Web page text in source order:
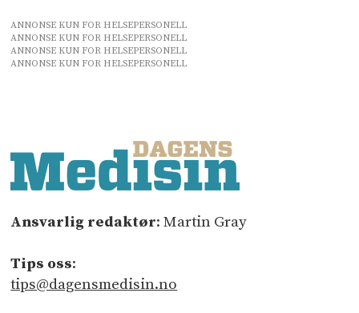
ANNONSE KUN FOR HELSEPERSONELL
ANNONSE KUN FOR HELSEPERSONELL
ANNONSE KUN FOR HELSEPERSONELL
ANNONSE KUN FOR HELSEPERSONELL
Ansvarlig redaktør: Martin Gray
Tips oss:
tips@dagensmedisin.no